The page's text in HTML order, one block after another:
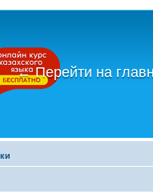
←Перейти на